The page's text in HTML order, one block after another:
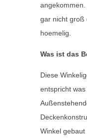
gar nicht groß
hoemelig.
Was ist das
Diese
entspricht
Winkel gebaut